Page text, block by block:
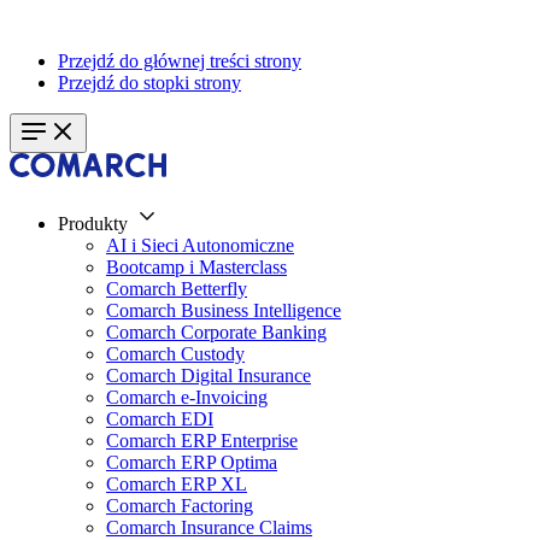
Przejdź do głównej treści strony
Przejdź do stopki strony
Produkty
AI i Sieci Autonomiczne
Bootcamp i Masterclass
Comarch Betterfly
Comarch Business Intelligence
Comarch Corporate Banking
Comarch Custody
Comarch Digital Insurance
Comarch e-Invoicing
Comarch EDI
Comarch ERP Enterprise
Comarch ERP Optima
Comarch ERP XL
Comarch Factoring
Comarch Insurance Claims